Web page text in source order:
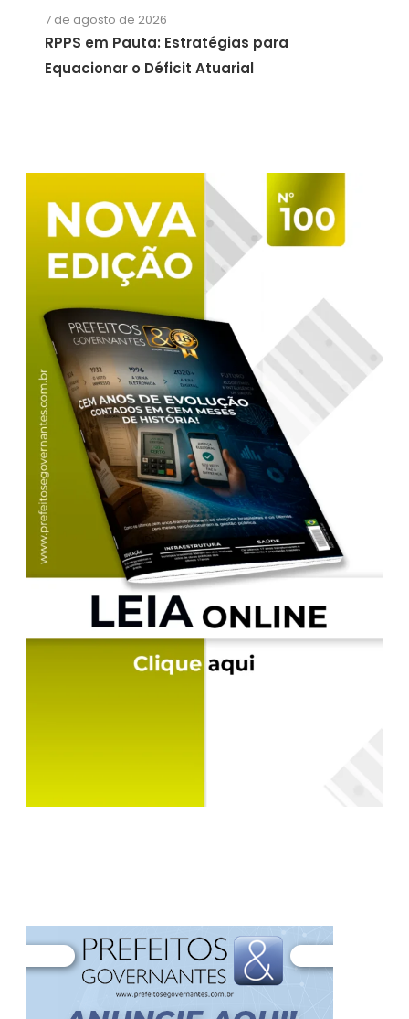
7 de agosto de 2026
RPPS em Pauta: Estratégias para
Equacionar o Déficit Atuarial